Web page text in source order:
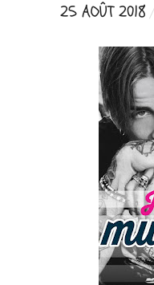
25 AOÛT 2018